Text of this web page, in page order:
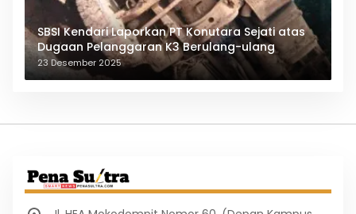
SBSI Kendari Laporkan PT Konutara Sejati atas
Dugaan Pelanggaran K3 Berulang-ulang
23 Desember 2025